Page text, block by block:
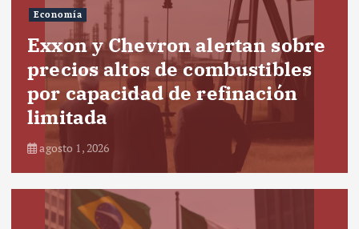
Economía
Exxon y Chevron alertan sobre
precios altos de combustibles
por capacidad de refinación
limitada
agosto 1, 2026